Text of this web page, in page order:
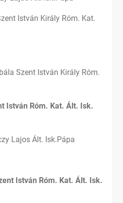
István Király Róm. Kat.
Szent István Király Róm.
István Róm. Kat. Ált. Isk.
Lajos Ált. Isk.Pápa
István Róm. Kat. Ált. Isk.